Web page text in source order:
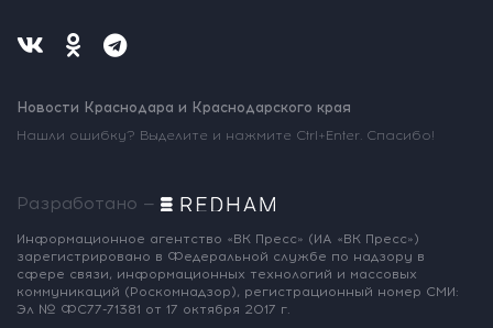
Новости Краснодара и Краснодарского края
Нашли ошибку? Выделите и нажмите Ctrl+Enter. Спасибо!
Разработано —
Информационное агентство «ВК Пресс» (ИА «ВК Пресс»)
зарегистрировано в Федеральной службе по надзору в
сфере связи, информационных технологий и массовых
коммуникаций (Роскомнадзор), регистрационный номер СМИ:
Эл № ФС77-71381 от 17 октября 2017 г.